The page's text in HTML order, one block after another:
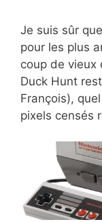
Je suis sûr
pour les plus
coup de vieux
Duck Hunt
François),
pixels censés